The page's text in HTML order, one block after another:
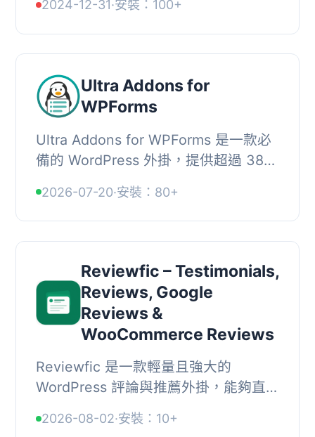
Plugin，您可以輕鬆地在
WooCommerce 上創建美麗的 Before
A...
2024-12-31·安裝：100+
Ultra Addons for
WPForms
Ultra Addons for WPForms 是一款必
備的 WordPress 外掛，提供超過 38
的聯絡表單的功能性，滿足網站各種需
求。, , 【主要...
2026-07-20·安裝：80+
Reviewfic – Testimonials,
Reviews, Google
Reviews &
WooCommerce Reviews
Reviewfic 是一款輕量且強大的
WordPress 評論與推薦外掛，能夠直接
Google、Yelp、WooCommerce 等平
2026-08-02·安裝：10+